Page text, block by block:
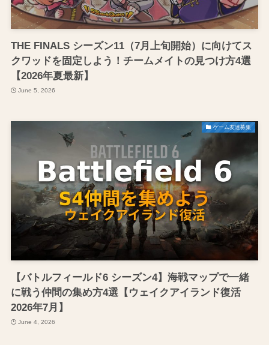
THE FINALS シーズン11（7月上旬開始）に向けてス
クワッドを固定しよう！チームメイトの見つけ方4選
【2026年夏最新】
June 5, 2026
ゲーム友達募集
【バトルフィールド6 シーズン4】海戦マップで一緒
に戦う仲間の集め方4選【ウェイクアイランド復活
2026年7月】
June 4, 2026